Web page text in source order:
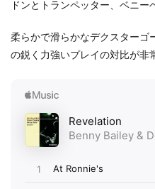
ロッ
ジャ
ズ
すめ
収録
曲解
説
ドンとトランペッター、ベニー
柔らかで滑らかなデクスターゴ
の鋭く力強いプレイの対比が非